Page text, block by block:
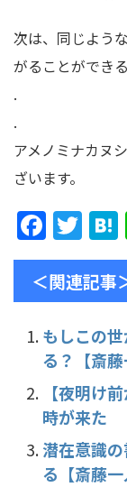
次は、同じよう
がることができ
.
.
アメノミナカヌ
ざいます。
F
a
c
e
b
o
o
k
T
w
itt
er
＜関連記事
もしこの
る？【斎藤
【夜明け
時が来た
潜在意識
る【斎藤一